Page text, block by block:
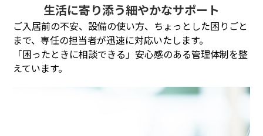
生活に寄り添う細やかなサポート
ご入居前の不安、設備の使い方、ちょっとした困りごと
まで、専任の担当者が迅速に対応いたします。
「困ったときに相談できる」安心感のある管理体制を整
えています。